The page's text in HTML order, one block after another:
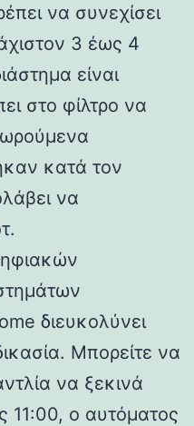
να συνεχίσει
3 έως 4
είναι
στο φίλτρο να
κατά τον
να
διευκολύνει
Μπορείτε να
να ξεκινά
11:00, ο αυτόματος